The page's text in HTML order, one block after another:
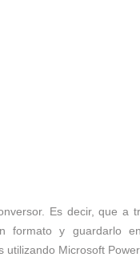
Es decir, que a
formato y guardarlo
utilizando Microsoft